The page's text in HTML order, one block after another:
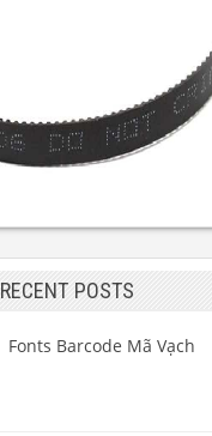
RECENT POSTS
Fonts Barcode Mã Vạch